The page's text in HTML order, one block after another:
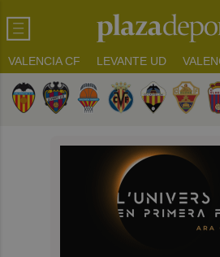
VALENCIA CF LEVANTE UD